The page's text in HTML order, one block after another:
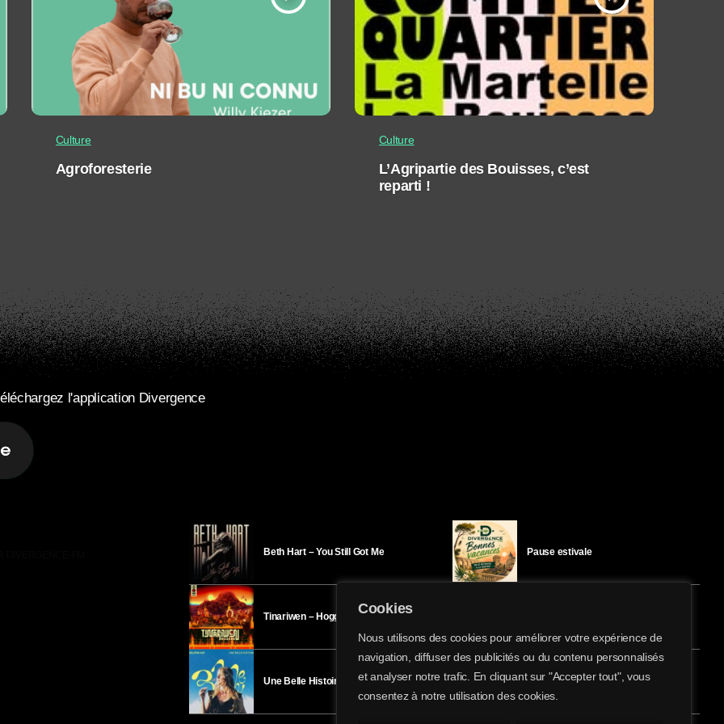
Cookies
Nous utilisons des cookies pour améliorer votre expérience de
navigation, diffuser des publicités ou du contenu personnalisés
et analyser notre trafic. En cliquant sur "Accepter tout", vous
consentez à notre utilisation des cookies.
share
email
Culture
Agroforesterie
Culture
L’Agripartie des Bouisses, c’est
reparti !
l'application Divergence
Beth Hart – You Still Got Me
Tinariwen – Hoggar
Une Belle Histoire – Héloïse Bay
Pause estivale
Ici l’Ombre – mardi 28 juillet